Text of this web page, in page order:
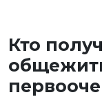
Кто